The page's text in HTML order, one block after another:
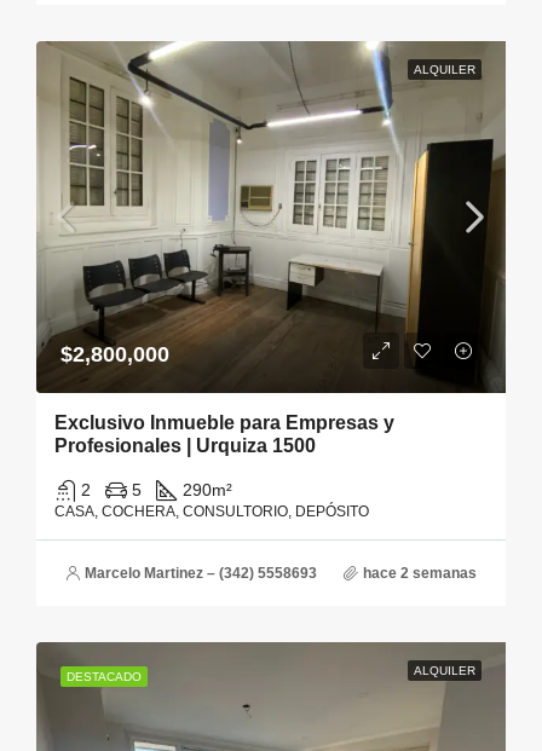
ALQUILER
$2,800,000
Exclusivo Inmueble para Empresas y
Profesionales | Urquiza 1500
2 5 290m²
CASA, COCHERA, CONSULTORIO, DEPÓSITO
Marcelo Martinez – (342) 5558693 hace 2 semanas
DESTACADO ALQUILER